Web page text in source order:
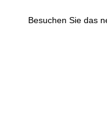
Besuchen Sie das